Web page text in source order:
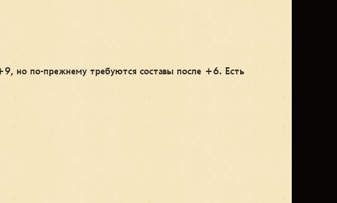
но по-прежнему требуются составы после +6. Есть